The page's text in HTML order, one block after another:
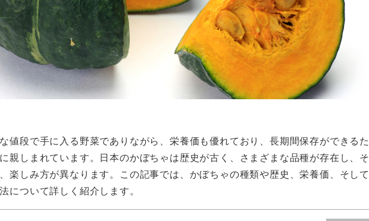
値段で手に入る野菜でありながら、栄養価も優れており、長期間保存ができるた
親しまれています。日本のかぼちゃは歴史が古く、さまざまな品種が存在し、そ
楽しみ方が異なります。この記事では、かぼちゃの種類や歴史、栄養価、そして
について詳しく紹介します。